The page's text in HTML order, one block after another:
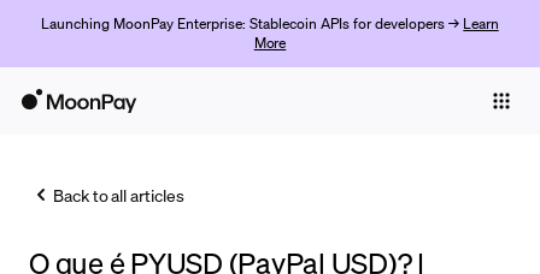
Launching MoonPay Enterprise: Stablecoin APIs for developers → Learn
More
Back to all articles
O que é PYUSD (PayPal USD)? |